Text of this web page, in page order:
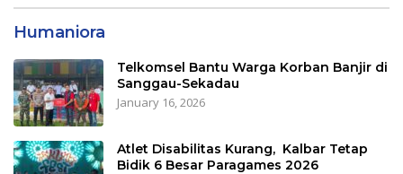
Humaniora
Telkomsel Bantu Warga Korban Banjir di
Sanggau-Sekadau
January 16, 2026
Atlet Disabilitas Kurang, Kalbar Tetap
Bidik 6 Besar Paragames 2026